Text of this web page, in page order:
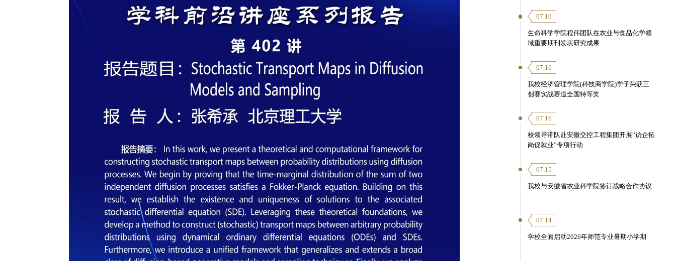
07.10
生命科学学院程伟团队在农业与食品化学领
域重要期刊发表研究成果
07.16
我校经济管理学院(科技商学院)学子荣获三
创赛实战赛道全国特等奖
07.16
校领导带队赴安徽交控工程集团开展“访企拓
岗促就业”专项行动
07.15
我校与安徽省农业科学院签订战略合作协议
07.14
学校全面启动2026年师范专业暑期小学期